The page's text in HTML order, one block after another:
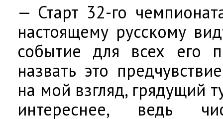
— Старт 32-го
настоящему русскому
событие для всех его
назвать это
на мой взгляд, грядущий
интереснее, ведь